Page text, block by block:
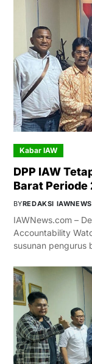
Kabar IAW
DPP IAW
Barat
BYREDAKSI IAWNEWS
IAWNews.com –
Accountability
susunan pengurus